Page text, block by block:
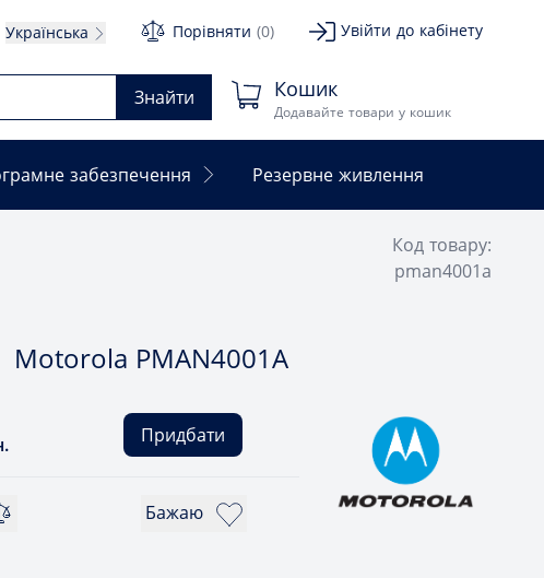
Українська Порівняти (0) Увійти до кабінету
Знайти Кошик
Додавайте товари у кошик
забезпечення Резервне живлення
Код товару:
pman4001a
Motorola PMAN4001A
Придбати
Бажаю